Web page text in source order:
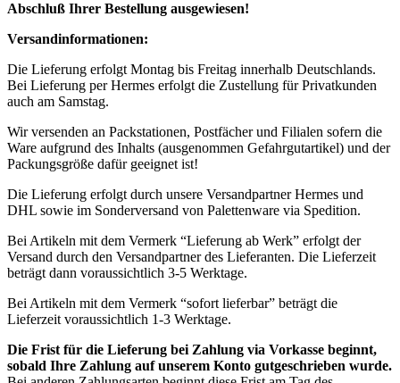
Abschluß Ihrer Bestellung ausgewiesen!
Versandinformationen:
Die Lieferung erfolgt Montag bis Freitag innerhalb Deutschlands.
Bei Lieferung per Hermes erfolgt die Zustellung für Privatkunden
auch am Samstag.
Wir versenden an Packstationen, Postfächer und Filialen sofern die
Ware aufgrund des Inhalts (ausgenommen Gefahrgutartikel) und der
Packungsgröße dafür geeignet ist!
Die Lieferung erfolgt durch unsere Versandpartner Hermes und
DHL sowie im Sonderversand von Palettenware via Spedition.
Bei Artikeln mit dem Vermerk “Lieferung ab Werk” erfolgt der
Versand durch den Versandpartner des Lieferanten. Die Lieferzeit
beträgt dann voraussichtlich 3-5 Werktage.
Bei Artikeln mit dem Vermerk “sofort lieferbar” beträgt die
Lieferzeit voraussichtlich 1-3 Werktage.
Die Frist für die Lieferung bei Zahlung via Vorkasse beginnt,
sobald Ihre Zahlung auf unserem Konto gutgeschrieben wurde.